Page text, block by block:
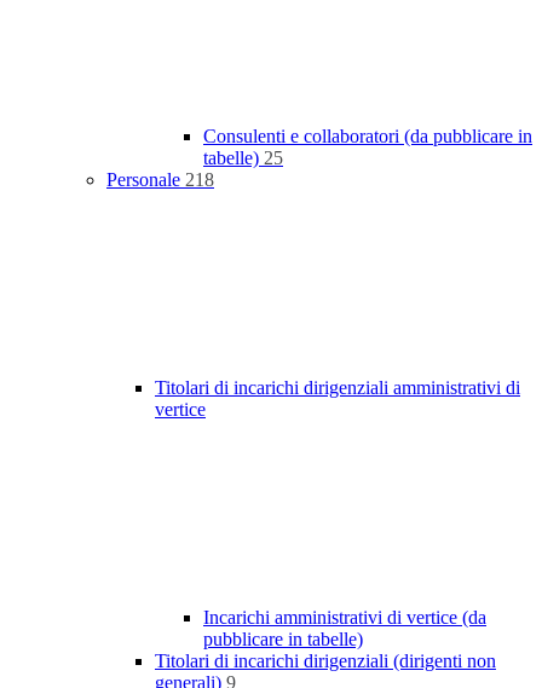
Consulenti e collaboratori (da pubblicare in
tabelle) 25
Personale 218
Titolari di incarichi dirigenziali amministrativi di
vertice
Incarichi amministrativi di vertice (da
pubblicare in tabelle)
Titolari di incarichi dirigenziali (dirigenti non
generali) 9